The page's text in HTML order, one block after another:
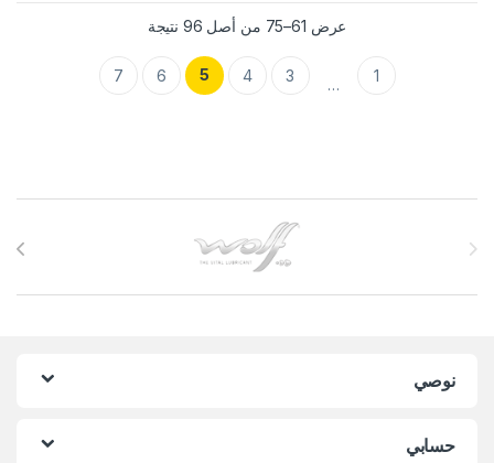
عرض 61–75 من أصل 96 نتيجة
1
…
3
4
5
6
7
Brands Carousel
نوصي
حسابي